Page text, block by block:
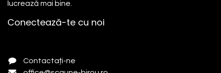
lucrează mai bine.
Conectează-te cu noi
Contactați-ne